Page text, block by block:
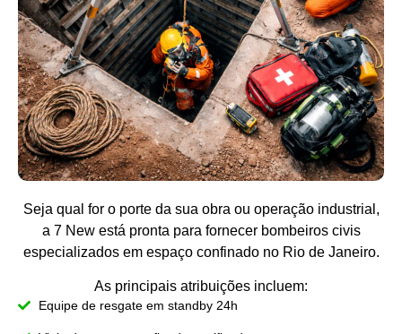
Seja qual for o porte da sua obra ou operação industrial,
a 7 New está pronta para fornecer bombeiros civis
especializados em espaço confinado no Rio de Janeiro.
As principais atribuições incluem:
Equipe de resgate em standby 24h